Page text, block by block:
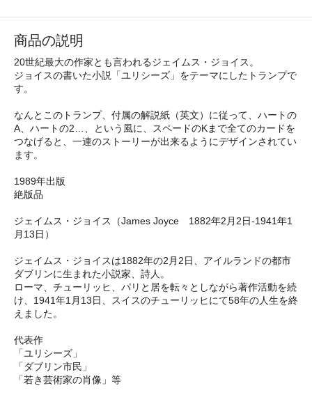
商品の説明
20世紀最大の作家とも言われるジェイムス・ジョイス。
ジョイスの書いた小説「ユリシーズ」をテーマにしたトランプで
す。
なんとこのトランプ、付属の解説紙（英文）に従って、ハートの
A、ハートの2…、という風に、スペードのKまで全てのカードを
つなげると、一連のストーリーが出来るようにデザインされてい
ます。
1989年出版
絶版品
ジェイムス・ジョイス（James Joyce 1882年2月2日‐1941年1
月13日）
ジェイムス・ジョイスは1882年の2月2日、アイルランドの都市
ダブリンに生まれた小説家、詩人。
ローマ、チューリッヒ、パリと居を転々としながら著作活動を続
け、1941年1月13日、スイスのチューリッヒにて58年の人生を終
えました。
代表作
「ユリシーズ」
「ダブリン市民」
「若き芸術家の肖像」等